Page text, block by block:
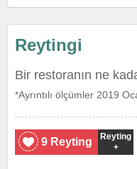
Reytingi
Bir restoranın ne
*Ayrıntılı ölçümler 2019
9 Reyting
Reyting
+